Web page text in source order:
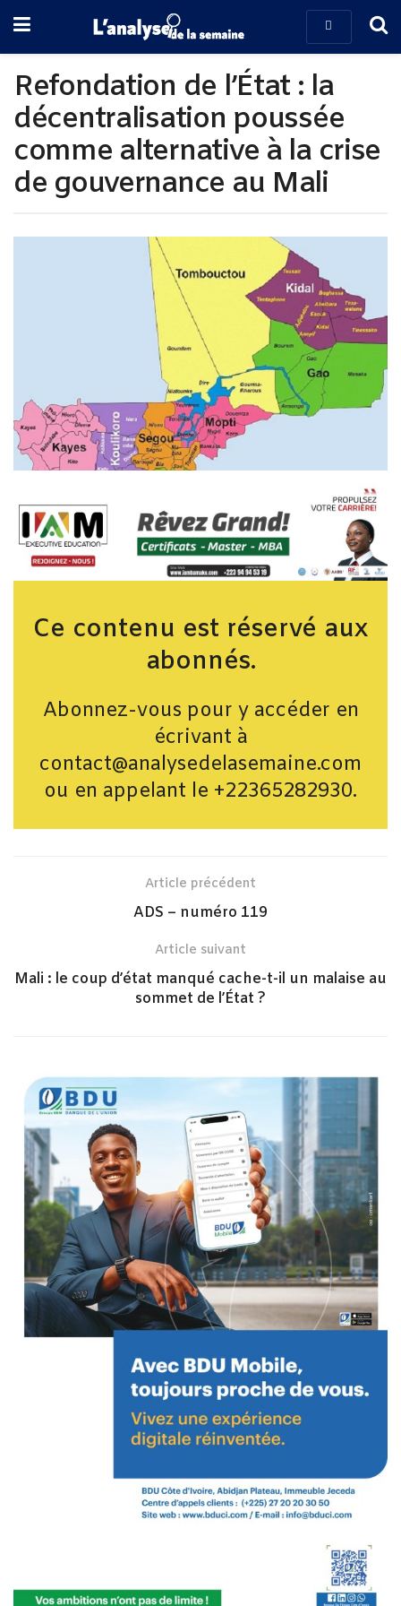
Refondation de l’État : la
décentralisation poussée
comme alternative à la crise
de gouvernance au Mali
Ce contenu est réservé aux
abonnés.
Abonnez-vous pour y accéder en
écrivant à
contact@analysedelasemaine.com
ou en appelant le +22365282930.
Article précédent
ADS – numéro 119
Article suivant
Mali : le coup d’état manqué cache-t-il un malaise au
sommet de l’État ?